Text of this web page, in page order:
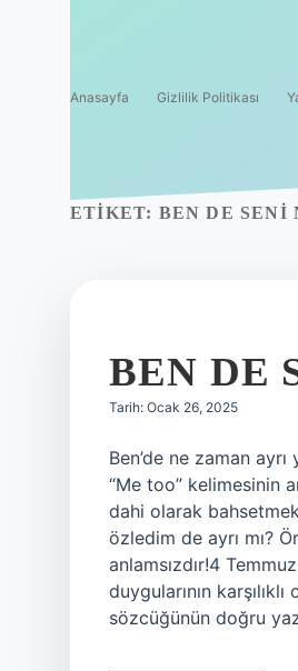
Anasayfa Gizlilik Politikası
ETIKET: BEN DE SENI
BEN DE
Tarih: Ocak 26, 2025
Ben’de ne zaman
“Me too” kelimesinin
dahi olarak
özledim de ayrı mı?
anlamsızdır!4
duygularının
sözcüğünün doğru